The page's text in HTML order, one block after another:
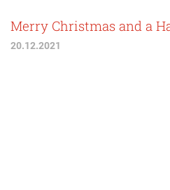
Merry Christmas and a
20.12.2021